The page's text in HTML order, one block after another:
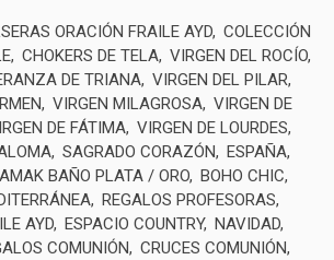
ORACIÓN FRAILE AYD COLECCIÓN
CHOKERS DE TELA VIRGEN DEL ROCÍO
DE TRIANA VIRGEN DEL PILAR
VIRGEN MILAGROSA VIRGEN DE
DE FÁTIMA VIRGEN DE LOURDES
SAGRADO CORAZÓN
ESPAÑA
BAÑO PLATA / ORO BOHO CHIC
REGALOS PROFESORAS
AYD ESPACIO COUNTRY NAVIDAD
COMUNIÓN
CRUCES COMUNIÓN